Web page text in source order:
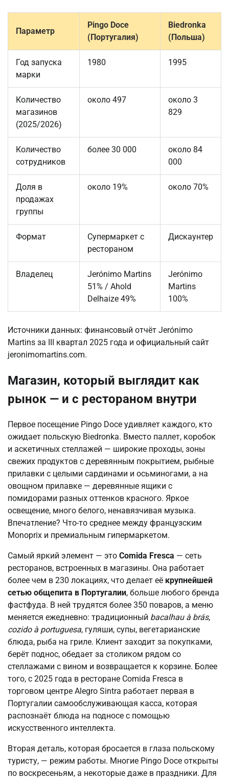
Параметр
Pingo Doce
(Португалия)
Biedronka
(Польша)
Год запуска
марки
1980 1995
Количество
магазинов
(2025/2026)
около 497
около 3
829
Количество
сотрудников
более 30 000
около 84
000
Доля в
продажах
группы
около 19% около 70%
Формат
Супермаркет с
рестораном
Дискаунтер
Владелец
Jerónimo Martins
51% / Ahold
Delhaize 49%
Jerónimo
Martins
100%
Источники данных: финансовый отчёт Jerónimo
Martins за III квартал 2025 года и официальный сайт
jeronimomartins.com.
Магазин, который выглядит как
рынок — и с рестораном внутри
Первое посещение Pingo Doce удивляет каждого, кто
ожидает польскую Biedronka. Вместо паллет, коробок
и аскетичных стеллажей — широкие проходы, зоны
свежих продуктов с деревянным покрытием, рыбные
прилавки с целыми сардинами и осьминогами, а на
овощном прилавке — деревянные ящики с
помидорами разных оттенков красного. Яркое
освещение, много белого, ненавязчивая музыка.
Впечатление? Что-то среднее между французским
Monoprix и премиальным гипермаркетом.
Самый яркий элемент — это Comida Fresca — сеть
ресторанов, встроенных в магазины. Она работает
более чем в 230 локациях, что делает её крупнейшей
сетью общепита в Португалии, больше любого бренда
фастфуда. В ней трудятся более 350 поваров, а меню
меняется ежедневно: традиционный bacalhau à brás,
cozido à portuguesa, гуляши, супы, вегетарианские
блюда, рыба на гриле. Клиент заходит за покупками,
берёт поднос, обедает за столиком рядом со
стеллажами с вином и возвращается к корзине. Более
того, с 2025 года в ресторане Comida Fresca в
торговом центре Alegro Sintra работает первая в
Португалии самообслуживающая касса, которая
распознаёт блюда на подносе с помощью
искусственного интеллекта.
Вторая деталь, которая бросается в глаза польскому
туристу, — режим работы. Многие Pingo Doce открыты
по воскресеньям, а некоторые даже в праздники. Для